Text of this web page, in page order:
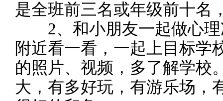
是全班前三名或年级前十名
2、和小朋友一起做心理
附近看一看，一起上目标学
的照片、视频，多了解学校
大，有多好玩，有游乐场